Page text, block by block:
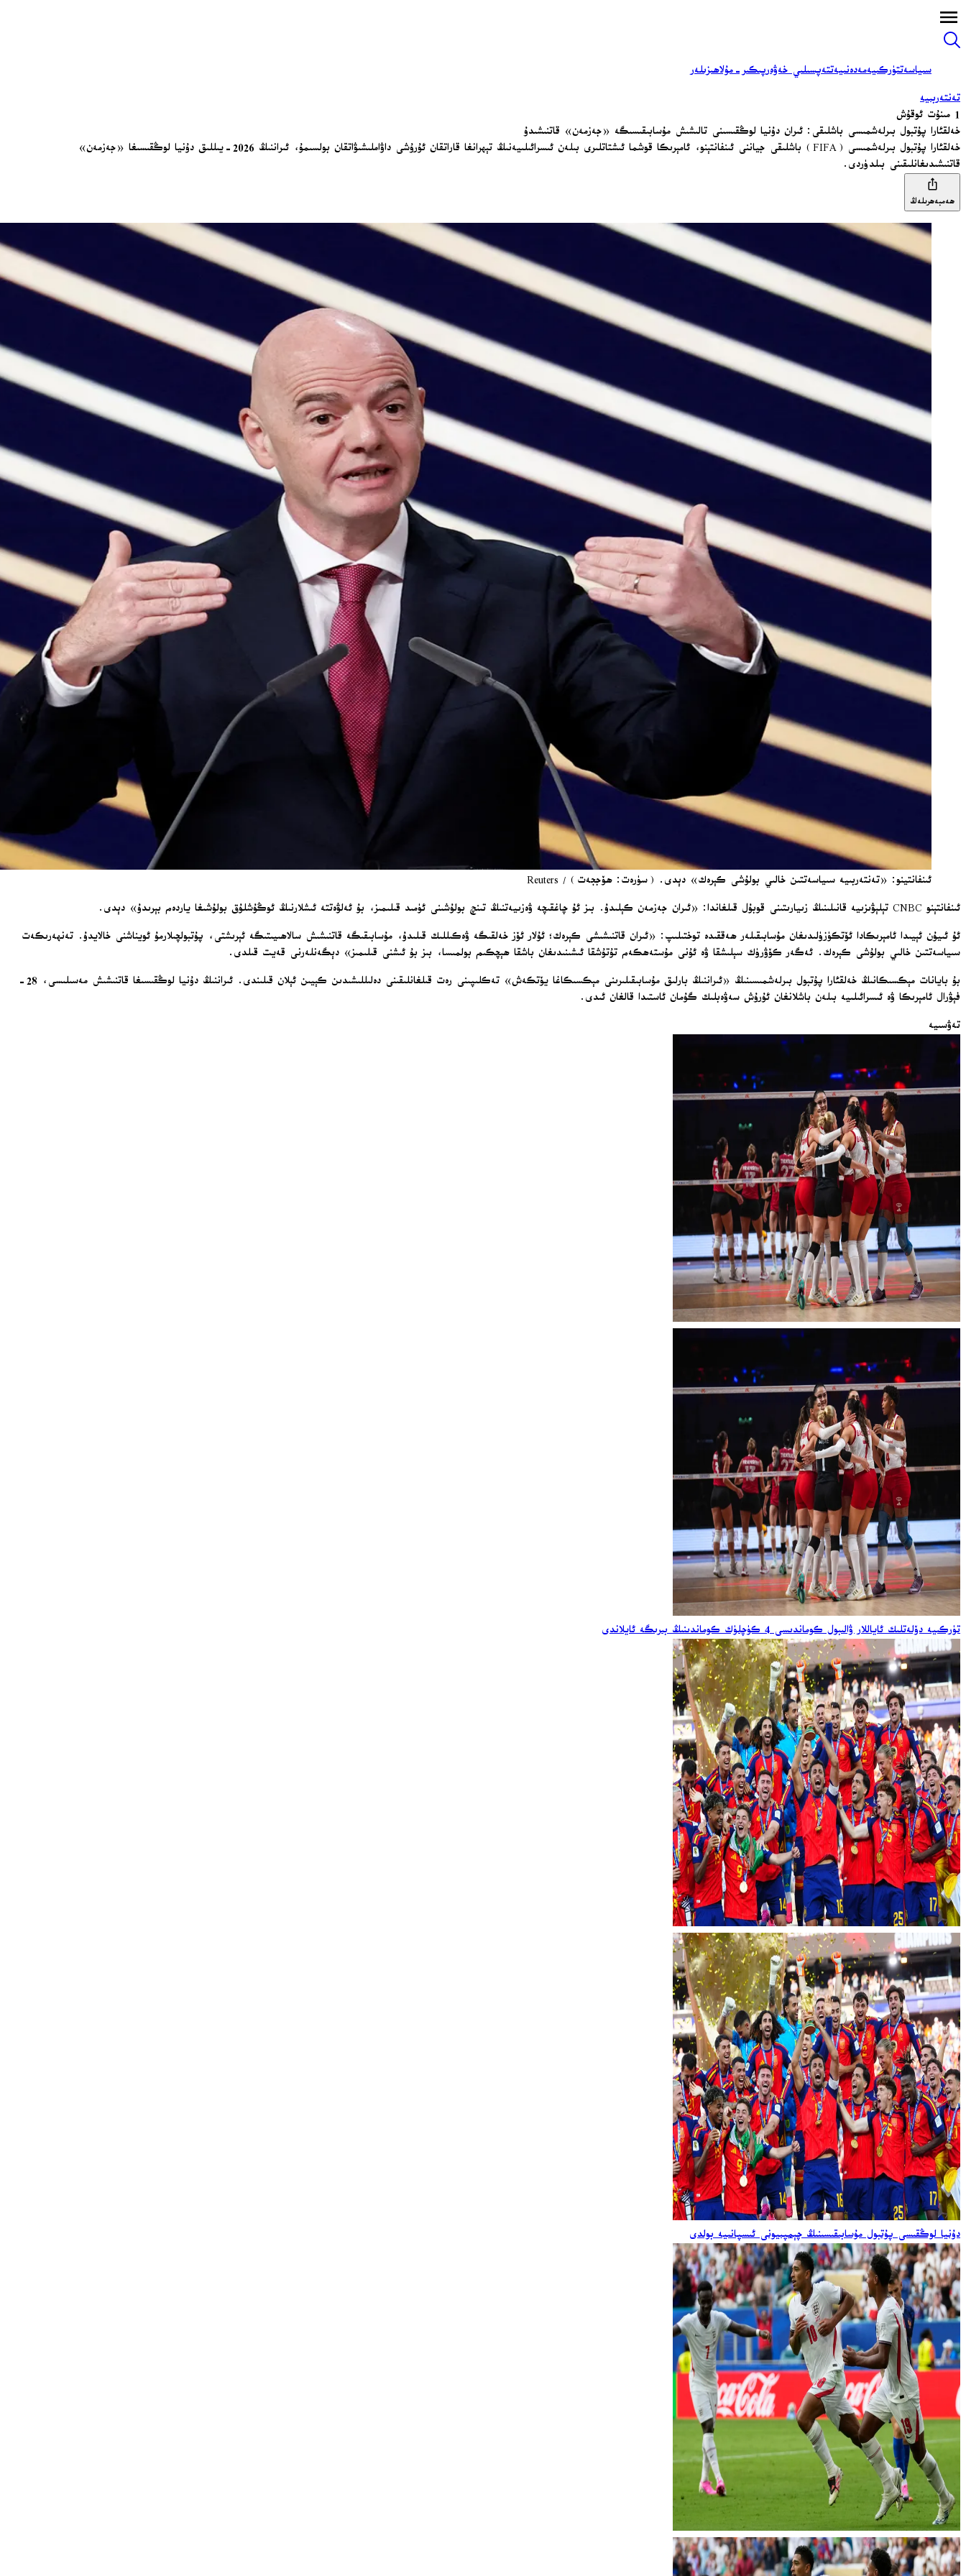
سىياسەتتۈركىيەمەدەنىيەتتەپسىلىي خەۋەرپىكىر-مۇلاھىزىلەر
تەنتەربىيە
1 مىنۇت ئوقۇش
خەلقئارا پۇتبول بىرلەشمىسى باشلىقى: ئىران دۇنيا لوڭقىسىنى تالىشىش مۇسابىقىسىگە «جەزمەن» قاتنىشىدۇ
خەلقئارا پۇتبول بىرلەشمىسى (FIFA) باشلىقى جياننى ئىنفانتېنو، ئامېرىكا قوشما ئىشتاتلىرى بىلەن ئىسرائىلىيەنىڭ تېھرانغا قاراتقان ئۇرۇشى داۋاملىشىۋاتقان بولسىمۇ، ئىراننىڭ 2026-يىللىق دۇنيا لوڭقىسىغا «جەزمەن»
قاتنىشىدىغانلىقىنى بىلدۈردى.
ھەمبەھرىلەڭ
ئىنفانتينو: «تەنتەربىيە سىياسەتتىن خالىي بولۇشى كېرەك» دېدى. (سۈرەت: ھۆججەت) / Reuters
ئىنفانتېنو CNBC تېلېۋىزىيە قانىلىنىڭ زىيارىتىنى قوبۇل قىلغاندا: «ئىران جەزمەن كېلىدۇ. بىز ئۇ چاغقىچە ۋەزىيەتنىڭ تىنچ بولۇشىنى ئۈمىد قىلىمىز، بۇ ئەلۋەتتە ئىشلارنىڭ ئوڭۇشلۇق بولۇشىغا ياردەم بېرىدۇ» دېدى.
ئۇ ئىيۇن ئېيىدا ئامېرىكادا ئۆتكۈزۈلىدىغان مۇسابىقىلەر ھەققىدە توختىلىپ: «ئىران قاتنىشىشى كېرەك؛ ئۇلار ئۆز خەلقىگە ۋەكىللىك قىلىدۇ، مۇسابىقىگە قاتنىشىش سالاھىيىتىگە ئېرىشتى، پۇتبولچىلارمۇ ئويناشنى خالايدۇ. تەنھەرىكەت
سىياسەتتىن خالىي بولۇشى كېرەك. ئەگەر كۆۋرۈك سېلىشقا ۋە ئۇنى مۇستەھكەم تۇتۇشقا ئىشىنىدىغان باشقا ھېچكىم بولمىسا، بىز بۇ ئىشنى قىلىمىز» دېگەنلەرنى قەيت قىلدى.
بۇ بايانات مېكسىكانىڭ خەلقئارا پۇتبول بىرلەشمىسىنىڭ «ئىراننىڭ بارلىق مۇسابىقىلىرىنى مېكسىكاغا يۆتكەش» تەكلىپىنى رەت قىلغانلىقىنى دەلىللىشىدىن كېيىن ئېلان قىلىندى. ئىراننىڭ دۇنيا لوڭقىسىغا قاتنىشىش مەسىلىسى، 28-
فېۋرال ئامېرىكا ۋە ئىسرائىلىيە بىلەن باشلانغان ئۇرۇش سەۋەبلىك گۇمان ئاستىدا قالغان ئىدى.
تەۋسىيە
تۈركىيە دۆلەتلىك ئاياللار ۋالىبول كوماندىسى 4 كۈچلۈك كوماندىنىڭ بىرىگە ئايلاندى
دۇنيا لوڭقىسى پۇتبول مۇسابىقىسىنىڭ چېمپىيونى ئىسپانىيە بولدى